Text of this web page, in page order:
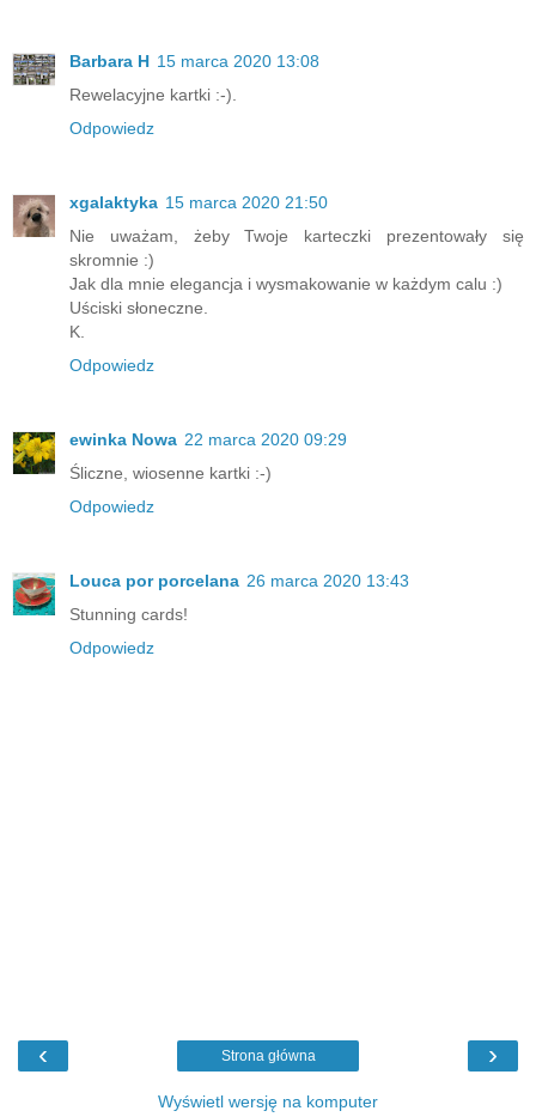
Barbara H 15 marca 2020 13:08
Rewelacyjne kartki :-).
Odpowiedz
xgalaktyka 15 marca 2020 21:50
Nie uważam, żeby Twoje karteczki prezentowały się
skromnie :)
Jak dla mnie elegancja i wysmakowanie w każdym calu :)
Uściski słoneczne.
K.
Odpowiedz
ewinka Nowa 22 marca 2020 09:29
Śliczne, wiosenne kartki :-)
Odpowiedz
Louca por porcelana 26 marca 2020 13:43
Stunning cards!
Odpowiedz
‹ ›
Strona główna
Wyświetl wersję na komputer